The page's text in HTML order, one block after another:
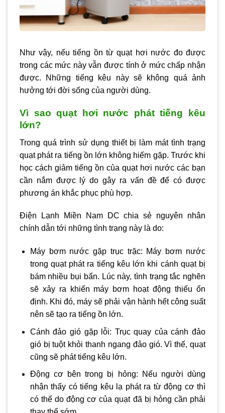
Như vậy, nếu tiếng ồn từ quạt hơi nước đo được
trong các mức này vẫn được tính ở mức chấp nhận
được. Những tiếng kêu này sẽ không quá ảnh
hưởng tới đời sống của người dùng.
Vì sao quạt hơi nước phát tiếng kêu
lớn?
Trong quá trình sử dụng thiết bị làm mát tình trạng
quạt phát ra tiếng ồn lớn không hiếm gặp. Trước khi
học cách giảm tiếng ồn của quạt hơi nước các bạn
cần nắm được lý do gây ra vấn đề để có được
phương án khắc phục phù hợp.
Điện Lạnh Miền Nam DC chia sẻ nguyên nhân
chính dẫn tới những tình trạng này là do:
Máy bơm nước gặp trục trặc: Máy bơm nước
trong quạt phát ra tiếng kêu lớn khi cánh quạt bị
bám nhiều bụi bẩn. Lúc này, tình trạng tắc nghẽn
sẽ xảy ra khiến máy bơm hoạt động thiếu ổn
định. Khi đó, máy sẽ phải vận hành hết công suất
nên sẽ tạo ra tiếng ồn lớn.
Cánh đảo gió gặp lỗi: Trục quay của cánh đảo
gió bị tuột khỏi thanh ngang đảo gió. Vì thế, quạt
cũng sẽ phát tiếng kêu lớn.
Động cơ bên trong bị hỏng: Nếu người dùng
nhận thấy có tiếng kêu lạ phát ra từ động cơ thì
có thể do động cơ của quạt đã bị hỏng cần phải